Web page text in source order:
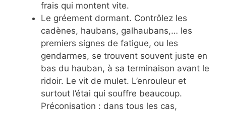
frais qui montent vite.
Le gréement dormant. Contrôlez les
cadènes, haubans, galhaubans,… les
premiers signes de fatigue, ou les
gendarmes, se trouvent souvent juste en
bas du hauban, à sa terminaison avant le
ridoir. Le vit de mulet. L’enrouleur et
surtout l’étai qui souffre beaucoup.
Préconisation : dans tous les cas,